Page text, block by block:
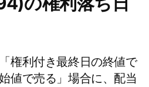
権利付き最終日の終値で
値で売る」場合に、配当